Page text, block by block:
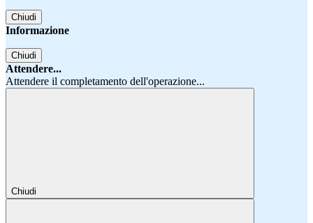
Chiudi
Informazione
Chiudi
Attendere...
Attendere il completamento dell'operazione...
Chiudi